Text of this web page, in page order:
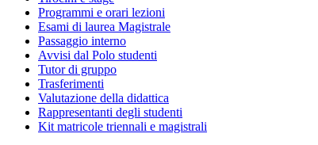
Programmi e orari lezioni
Esami di laurea Magistrale
Passaggio interno
Avvisi dal Polo studenti
Tutor di gruppo
Trasferimenti
Valutazione della didattica
Rappresentanti degli studenti
Kit matricole triennali e magistrali